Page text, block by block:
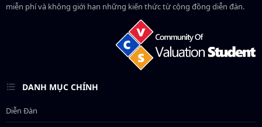
miễn phí và không giới hạn những kiến thức từ cộng đồng diễn đàn.
DANH MỤC CHÍNH
Diễn Đàn